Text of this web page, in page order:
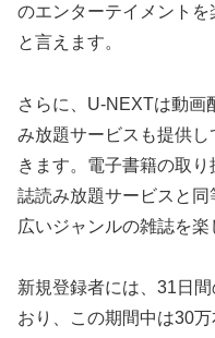
のエンターテイメント
と言えます。
さらに、U-NEXTは動画
み放題サービスも提供
きます。電子書籍の取
誌読み放題サービスと
広いジャンルの雑誌を楽
新規登録者には、31日
おり、この期間中は30